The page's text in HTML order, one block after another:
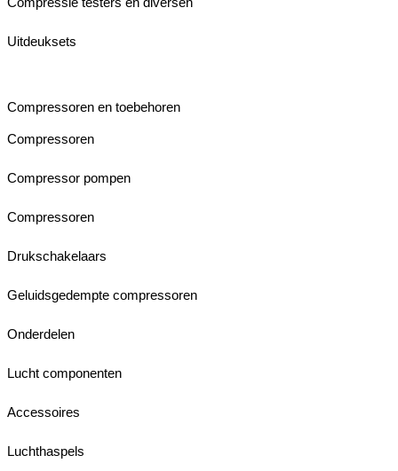
Uitdeuksets
Compressoren en toebehoren
Compressoren
Compressor pompen
Compressoren
Drukschakelaars
Geluidsgedempte compressoren
Onderdelen
Lucht componenten
Accessoires
Luchthaspels